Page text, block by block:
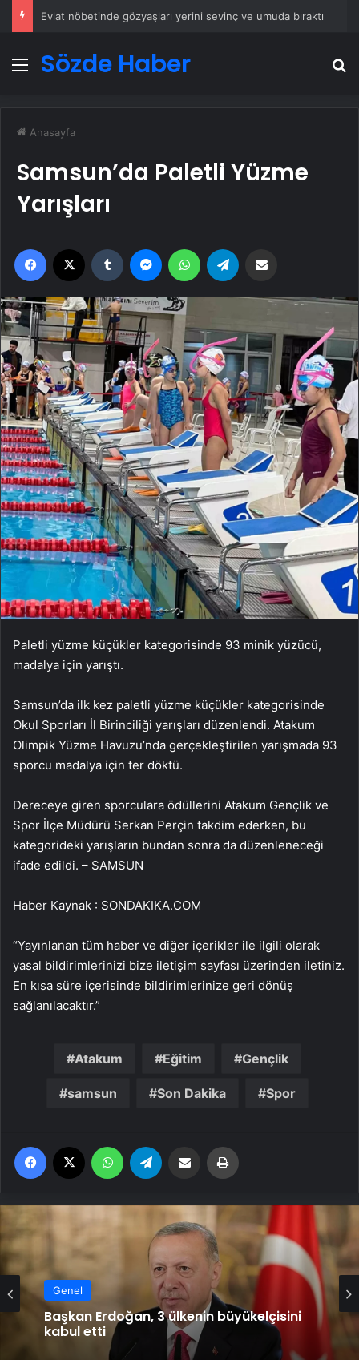
Evlat nöbetinde gözyaşları yerini sevinç ve umuda bıraktı
Menü
Sözde Haber
Anasayfa
Samsun’da Paletli Yüzme
Yarışları
Facebook Tumblr MessengerWhatsApp
Paletli yüzme küçükler kategorisinde 93 minik yüzücü,
madalya için yarıştı.
Samsun’da ilk kez paletli yüzme küçükler kategorisinde
Okul Sporları İl Birinciliği yarışları düzenlendi. Atakum
Olimpik Yüzme Havuzu’nda gerçekleştirilen yarışmada 93
sporcu madalya için ter döktü.
Dereceye giren sporculara ödüllerini Atakum Gençlik ve
Spor İlçe Müdürü Serkan Perçin takdim ederken, bu
kategorideki yarışların bundan sonra da düzenleneceği
ifade edildi. – SAMSUN
Haber Kaynak : SONDAKIKA.COM
“Yayınlanan tüm haber ve diğer içerikler ile ilgili olarak
yasal bildirimlerinizi bize iletişim sayfası üzerinden iletiniz.
En kısa süre içerisinde bildirimlerinize geri dönüş
sağlanılacaktır.”
Atakum Eğitim Gençlik
samsun Son Dakika Spor
Facebook WhatsApp Email'den paylaş
Genel
Başkan Erdoğan, 3 ülkenin büyükelçisini
kabul etti